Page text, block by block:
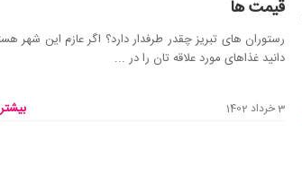
قیمت ها
رستوران های تبریز چقدر طرفدار دارد؟ اگر عازم این شهر
دانید غذاهای مورد علاقه تان را در ...
3 خرداد 1402